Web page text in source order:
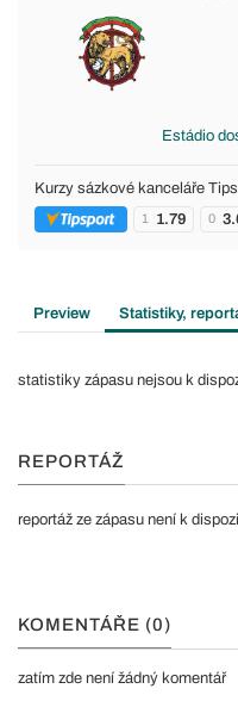
Estádio
Kurzy sázkové kanceláře
1 1.79 0
Preview Statistiky,
statistiky zápasu nejsou k
REPORTÁŽ
reportáž ze zápasu není k
KOMENTÁŘE (0)
zatím zde není žádný komentář